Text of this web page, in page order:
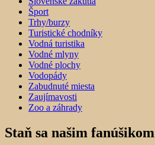
Šport
Trhy/burzy
Turistické chodníky
Vodná turistika
Vodné mlyny
Vodné plochy
Vodopády
Zabudnuté miesta
Zaujímavosti
Zoo a záhrady
Staň sa našim fanúšikom